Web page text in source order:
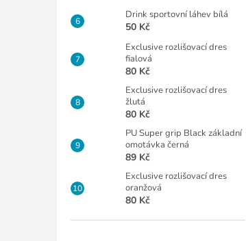
Drink sportovní láhev bílá
50 Kč
Exclusive rozlišovací dres
fialová
80 Kč
Exclusive rozlišovací dres
žlutá
80 Kč
PU Super grip Black základní
omotávka černá
89 Kč
Exclusive rozlišovací dres
oranžová
80 Kč